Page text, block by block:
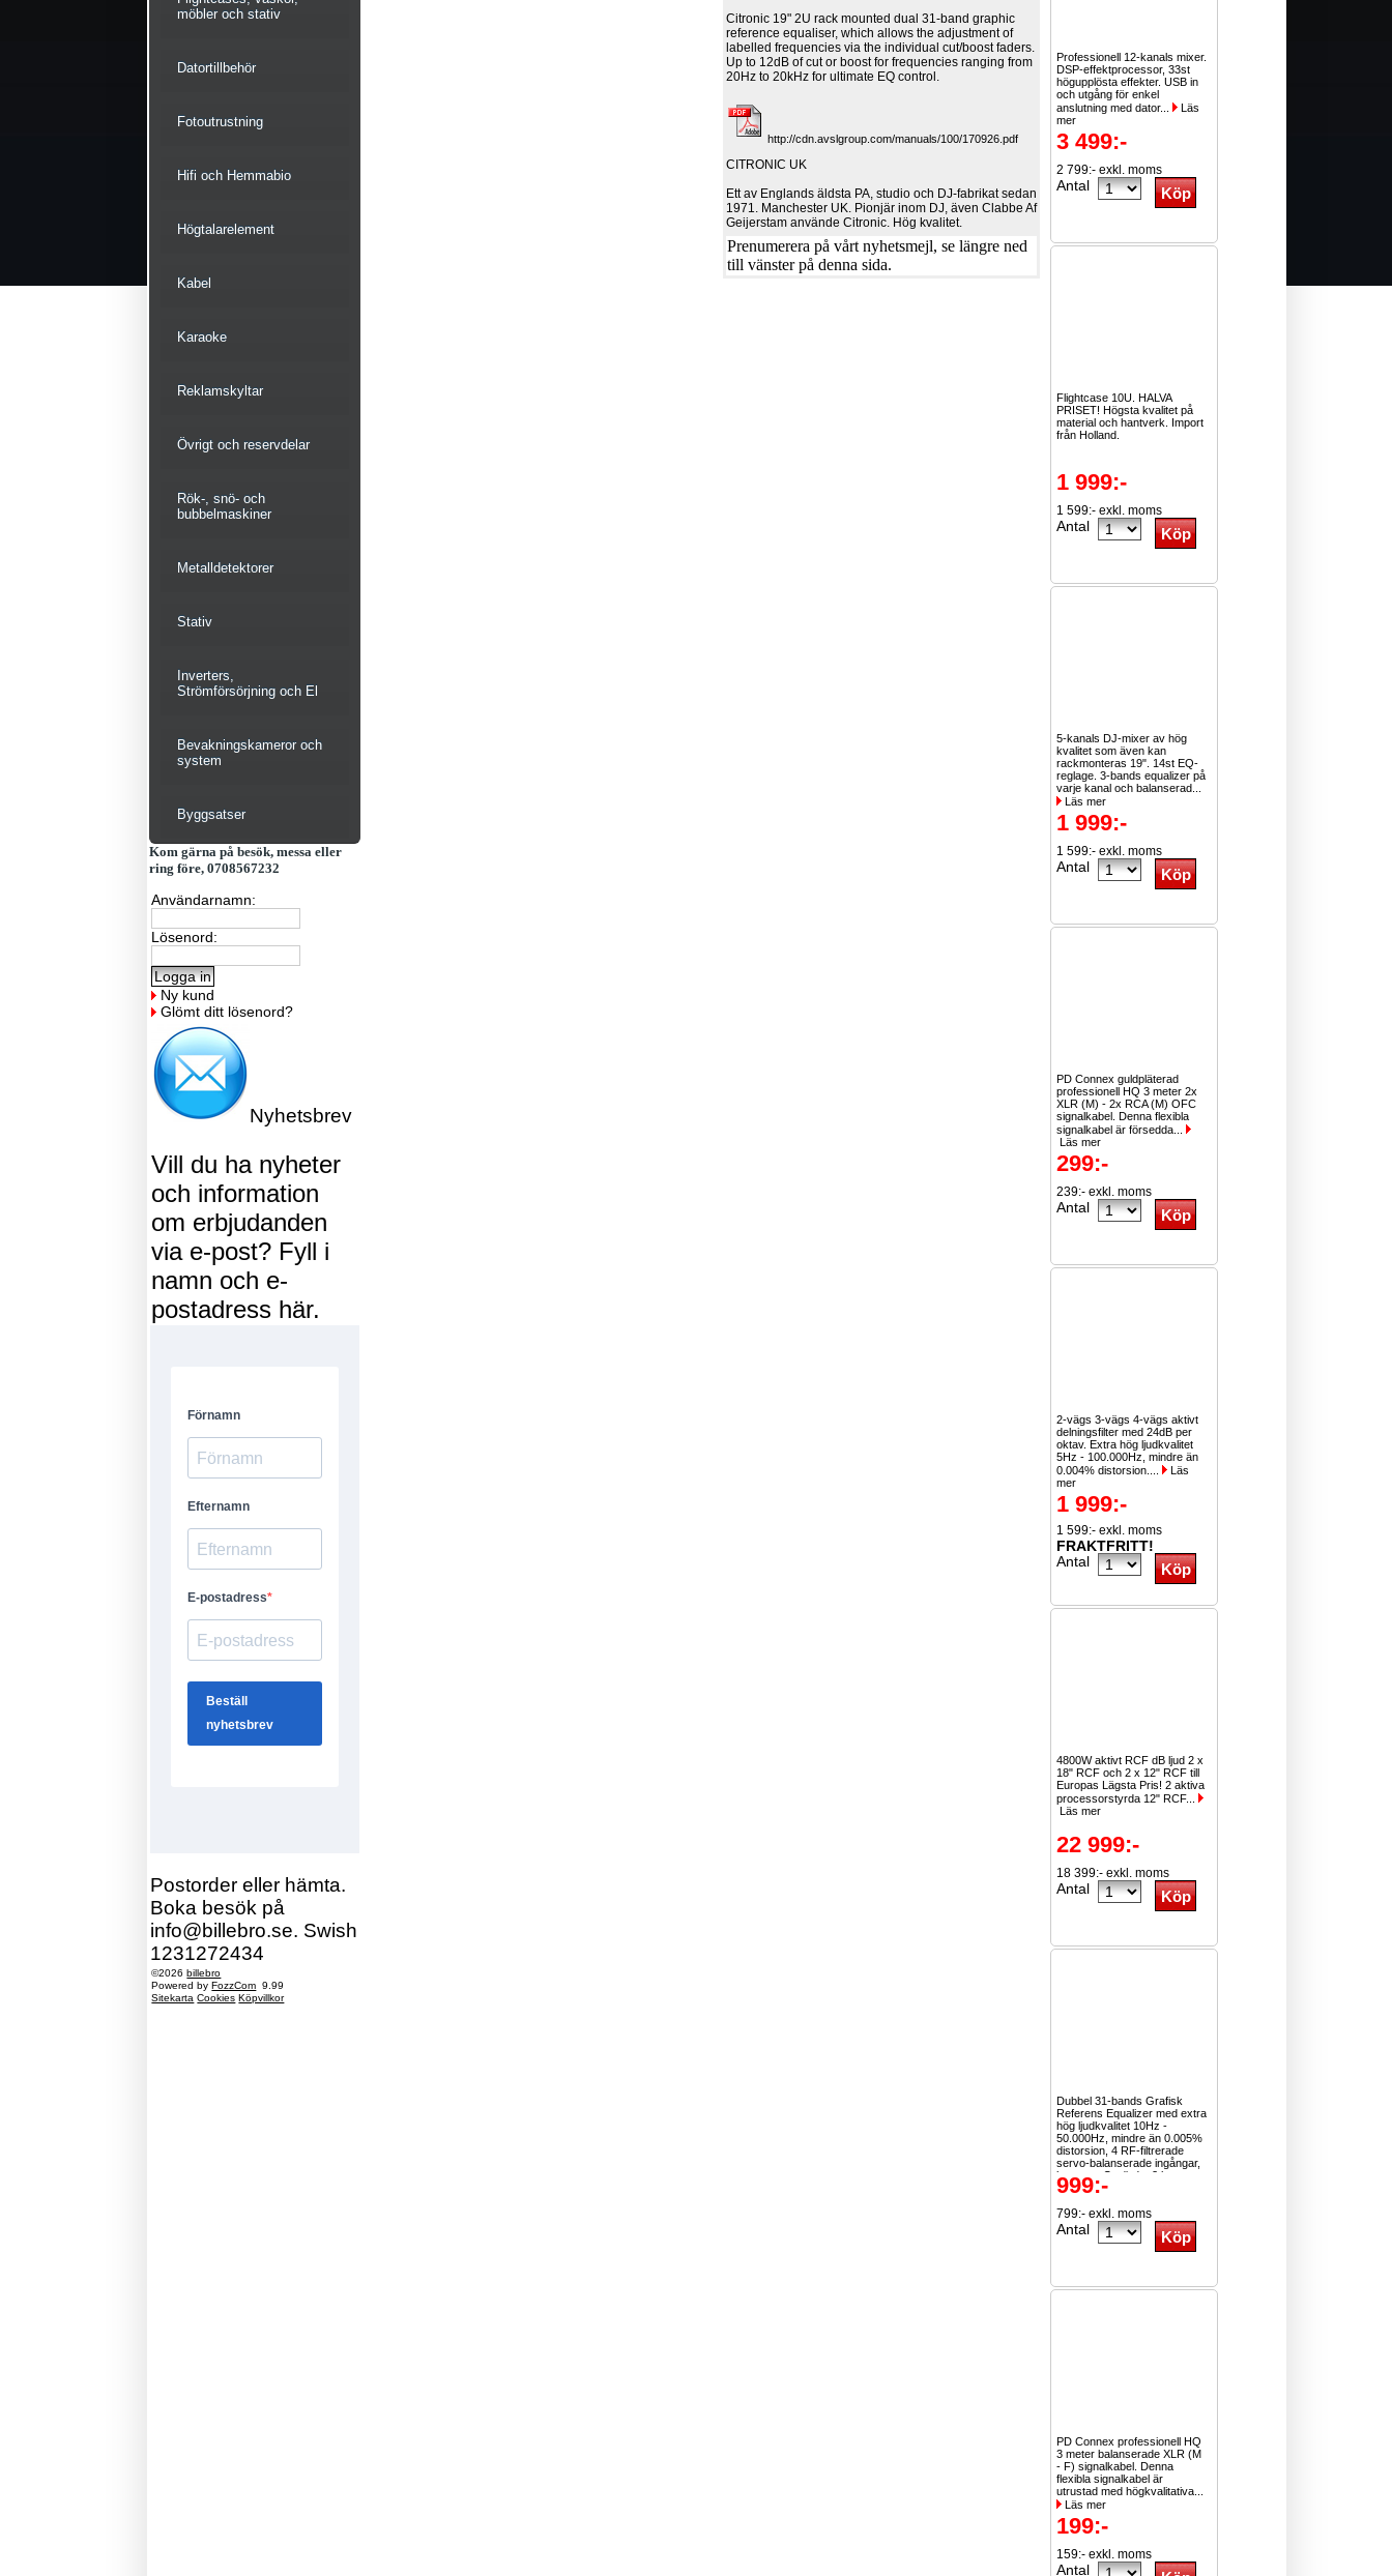
möbler och stativ
Datortillbehör
Fotoutrustning
Hifi och Hemmabio
Högtalarelement
Kabel
Karaoke
Reklamskyltar
Övrigt och reservdelar
Rök-, snö- och
bubbelmaskiner
Metalldetektorer
Stativ
Inverters,
Strömförsörjning och El
Bevakningskameror och
system
Byggsatser
Kom gärna på besök, messa eller
ring före, 0708567232
Användarnamn:
Lösenord:
Ny kund
Glömt ditt lösenord?
Nyhetsbrev
Vill du ha nyheter
och information
om erbjudanden
via e-post? Fyll i
namn och e-
postadress här.
Postorder eller hämta.
Boka besök på
info@billebro.se. Swish
1231272434
©2026billebro
Powered byFozzCom 9.99
Sitekarta Cookies Köpvillkor
Citronic 19" 2U rack mounted dual 31-band graphic
reference equaliser, which allows the adjustment of
labelled frequencies via the individual cut/boost faders.
Up to 12dB of cut or boost for frequencies ranging from
20Hz to 20kHz for ultimate EQ control.
http://cdn.avslgroup.com/manuals/100/170926.pdf
CITRONIC UK
Ett av Englands äldsta PA, studio och DJ-fabrikat sedan
1971. Manchester UK. Pionjär inom DJ, även Clabbe Af
Geijerstam använde Citronic. Hög kvalitet.
Prenumerera på vårt nyhetsmejl, se längre ned
till vänster på denna sida.
Professionell 12-kanals mixer.
DSP-effektprocessor, 33st
högupplösta effekter. USB in
och utgång för enkel
anslutning med dator...
Läs
mer
3 499:-
2 799:- exkl. moms
Antal
Flightcase 10U. HALVA
PRISET! Högsta kvalitet på
material och hantverk. Import
från Holland.
1 999:-
1 599:- exkl. moms
Antal
5-kanals DJ-mixer av hög
kvalitet som även kan
rackmonteras 19". 14st EQ-
reglage. 3-bands equalizer på
varje kanal och balanserad...
Läs mer
1 999:-
1 599:- exkl. moms
Antal
PD Connex guldpläterad
professionell HQ 3 meter 2x
XLR (M) - 2x RCA (M) OFC
signalkabel. Denna flexibla
signalkabel är försedda...
Läs mer
299:-
239:- exkl. moms
Antal
2-vägs 3-vägs 4-vägs aktivt
delningsfilter med 24dB per
oktav. Extra hög ljudkvalitet
5Hz - 100.000Hz, mindre än
0.004% distorsion....
Läs
mer
1 999:-
1 599:- exkl. moms
FRAKTFRITT!
Antal
4800W aktivt RCF dB ljud 2 x
18" RCF och 2 x 12" RCF till
Europas Lägsta Pris! 2 aktiva
processorstyrda 12" RCF...
Läs mer
22 999:-
18 399:- exkl. moms
Antal
Dubbel 31-bands Grafisk
Referens Equalizer med extra
hög ljudkvalitet 10Hz -
50.000Hz, mindre än 0.005%
distorsion, 4 RF-filtrerade
servo-balanserade ingångar,
konstant Q-värde, 2 lowcut-
filter. 8 in/Pro DJ-hörlur, extra
drivers 10Hz. Skruvbara
guldpläterade kontakter
3.5mm 6.3mm.
Läs mer
999:-
799:- exkl. moms
Antal
PD Connex professionell HQ
3 meter balanserade XLR (M
- F) signalkabel. Denna
flexibla signalkabel är
utrustad med högkvalitativa...
Läs mer
199:-
159:- exkl. moms
Antal